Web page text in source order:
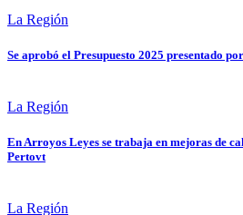
La Región
Se aprobó el Presupuesto 2025 presentado
La Región
En Arroyos Leyes se trabaja en mejoras de
Pertovt
La Región